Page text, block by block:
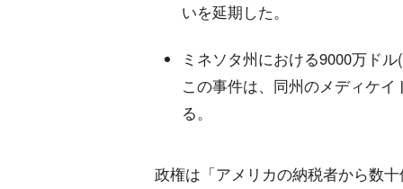
いを延期した。
ミネソタ州における9000万ド
この事件は、同州のメディケ
る。
政権は「アメリカの納税者から数